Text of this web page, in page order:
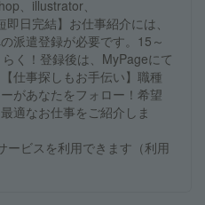
、illustrator、
日完結】お仕事紹介には、
派遣登録が必要です。15～
く！登録後は、MyPageにて
仕事探しもお手伝い】職種
があなたをフォロー！希望
適なお仕事をご紹介しま
ービスを利用できます（利用